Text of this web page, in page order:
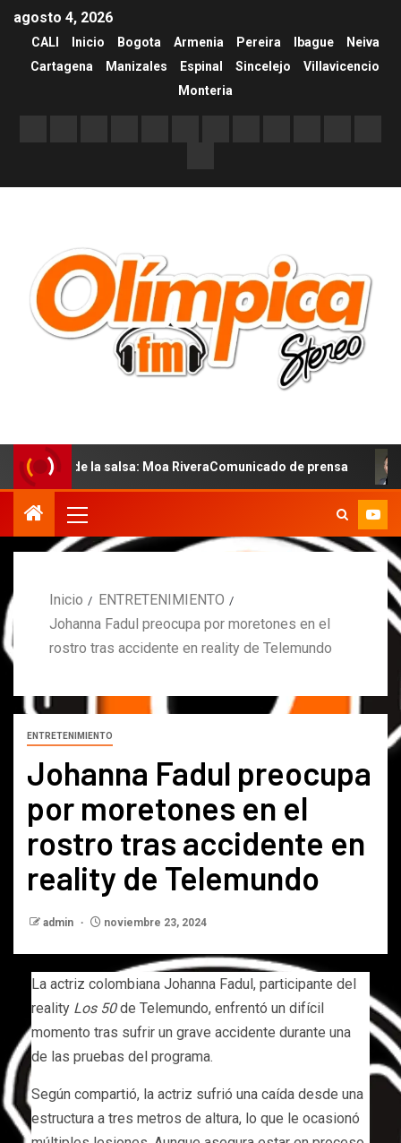
agosto 4, 2026
CALI Inicio Bogota Armenia Pereira Ibague
Neiva
Cartagena
Manizales Espinal Sincelejo
Villavicencio
Monteria
la salsa: Moa RiveraComunicado de prensa
Inicio
ENTRETENIMIENTO
Johanna Fadul preocupa por moretones en el
rostro tras accidente en reality de Telemundo
ENTRETENIMIENTO
Johanna Fadul preocupa
por moretones en el
rostro tras accidente en
reality de Telemundo
admin noviembre 23, 2024
La actriz colombiana Johanna Fadul, participante del
reality Los 50de Telemundo, enfrentó un difícil
momento tras sufrir un grave accidente durante una
de las pruebas del programa.
Según compartió, la actriz sufrió una caída desde una
estructura a tres metros de altura, lo que le ocasionó